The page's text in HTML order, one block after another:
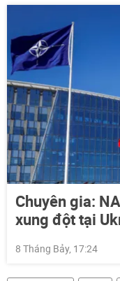
Chuyên gia:
xung đột tại
8 Tháng Bảy, 17:24